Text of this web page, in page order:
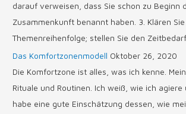
darauf verweisen, dass Sie schon zu Beginn
Zusammenkunft benannt haben. 3. Klären Sie
Themenreihenfolge; stellen Sie den
Das Komfortzonenmodell Oktober 26, 2020
Die Komfortzone ist alles, was ich kenne.
Rituale und Routinen. Ich weiß, wie ich
habe eine gute Einschätzung dessen, wie